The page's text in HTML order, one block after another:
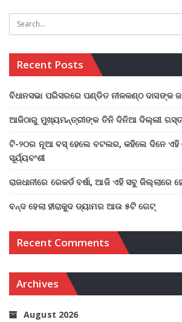
Recent Posts
ବିଧାନସଭା ପରିସରରେ ପଣ୍ଡିତ ନୀଳକଣ୍ଠ ଦାସଙ୍କ
ଆଜିଠାରୁ ମୁଖ୍ୟମନ୍ତ୍ରୀଙ୍କ ତିନି ଦିନିଆ ଦିଲ୍ଲୀ ଗସ୍ତ
ଟି-୨୦ର ନୂଆ ବସ୍ ହେଲେ ବଟଲର, କହିଲେ ଦିନେ ଏହି
ସୂର୍ଯ୍ୟବଂଶୀ
ରାଜଧାନୀରେ ରେକର୍ଡ ବର୍ଷା, ଆଜି ଏହି ସବୁ ଜିଲ୍ଲାରେ
ବନ୍ଦ ହେଲା ହୀରାକୁଦ ଡ୍ୟାମର ଆଉ ୫ଟି ଗେଟ୍
Recent Comments
Archives
August 2026